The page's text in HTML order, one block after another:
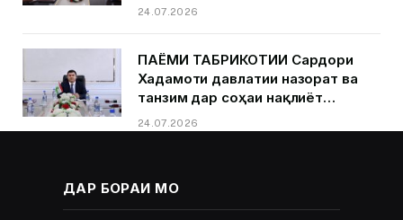
24.07.2026
ПАЁМИ ТАБРИКОТИИ Сардори
Хадамоти давлатии назорат ва
танзим дар соҳаи нақлиёт
Қурбонзода Д.Қ.ба муносибати
Рӯзи кормандони соҳаи нақлиёт
24.07.2026
ДАР БОРАИ МО